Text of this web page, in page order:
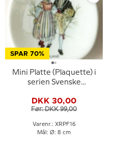
SPAR 70%
Mini Platte (Plaquette) i
serien Svenske
Uppland
DKK 30,00
Før: DKK 99,00
Varenr.: XRPF16
Mål: Ø: 8 cm